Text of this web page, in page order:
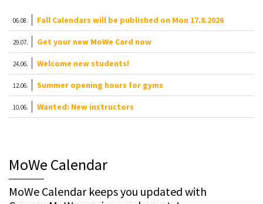
06.08. Fall Calendars will be published on Mon 17.8.2026
29.07. Get your new MoWe Card now
24.06. Welcome new students!
12.06. Summer opening hours for gyms
10.06. Wanted: New instructors
MoWe Calendar
MoWe Calendar keeps you updated with